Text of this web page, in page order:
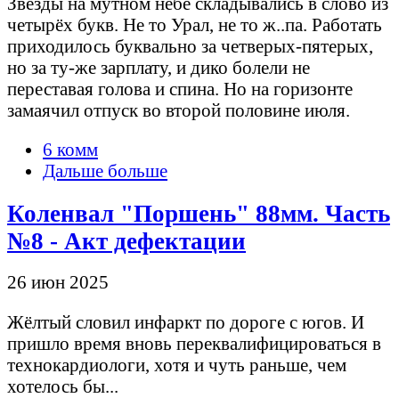
четырёх букв. Не то Урал, не то ж..па. Работать
приходилось буквально за четверых-пятерых,
но за ту-же зарплату, и дико болели не
переставая голова и спина. Но на горизонте
замаячил отпуск во второй половине июля.
6 комм
Дальше больше
Коленвал "Поршень" 88мм. Часть
№8 - Акт дефектации
26 июн 2025
Жёлтый словил инфаркт по дороге с югов. И
пришло время вновь переквалифицироваться в
технокардиологи, хотя и чуть раньше, чем
хотелось бы...